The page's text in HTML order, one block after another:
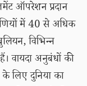
ऑपरेशन प्रदान
में 40 से अधिक
विभिन्न
वायदा अनुबंधों की
लिए दुनिया का